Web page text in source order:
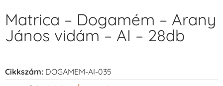
Matrica – Dogamém – Arany
János vidám – AI – 28db
Cikkszám: DOGAMEM-AI-035